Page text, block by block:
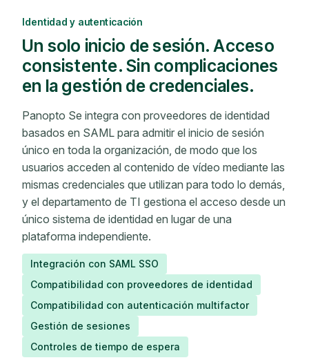
Identidad y autenticación
Un solo inicio de sesión. Acceso
consistente. Sin complicaciones
en la gestión de credenciales.
Panopto Se integra con proveedores de identidad
basados ​​en SAML para admitir el inicio de sesión
único en toda la organización, de modo que los
usuarios acceden al contenido de vídeo mediante las
mismas credenciales que utilizan para todo lo demás,
y el departamento de TI gestiona el acceso desde un
único sistema de identidad en lugar de una
plataforma independiente.
Integración con SAML SSO
Compatibilidad con proveedores de identidad
Compatibilidad con autenticación multifactor
Gestión de sesiones
Controles de tiempo de espera